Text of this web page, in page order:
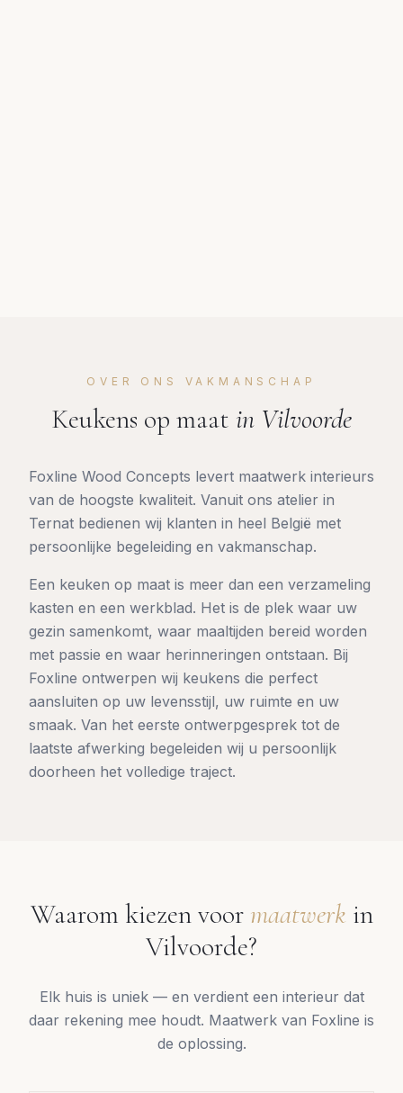
OVER ONS VAKMANSCHAP
Keukens op maat in Vilvoorde
Foxline Wood Concepts levert maatwerk interieurs
van de hoogste kwaliteit. Vanuit ons atelier in
Ternat bedienen wij klanten in heel België met
persoonlijke begeleiding en vakmanschap.
Een keuken op maat is meer dan een verzameling
kasten en een werkblad. Het is de plek waar uw
gezin samenkomt, waar maaltijden bereid worden
met passie en waar herinneringen ontstaan. Bij
Foxline ontwerpen wij keukens die perfect
aansluiten op uw levensstijl, uw ruimte en uw
smaak. Van het eerste ontwerpgesprek tot de
laatste afwerking begeleiden wij u persoonlijk
doorheen het volledige traject.
Waarom kiezen voor maatwerk in
Vilvoorde?
Elk huis is uniek — en verdient een interieur dat
daar rekening mee houdt. Maatwerk van Foxline is
de oplossing.